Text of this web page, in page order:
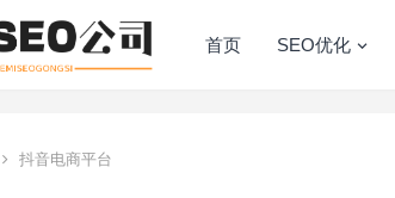
首页 SEO优化
抖音电商平台